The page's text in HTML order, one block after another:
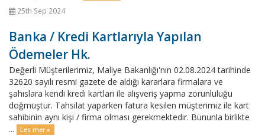
25th Sep 2024
Banka / Kredi Kartlarıyla Yapılan
Ödemeler Hk.
Değerli Müşterilerimiz, Maliye Bakanlığı'nın 02.08.2024 tarihinde
32620 sayılı resmi gazete de aldığı kararlara firmalara ve
şahıslara kendi kredi kartları ile alışveriş yapma zorunluluğu
doğmuştur. Tahsilat yaparken fatura kesilen müşterimiz ile kart
sahibinin aynı kişi / firma olması gerekmektedir. Bununla birlikte
...
Les mer »